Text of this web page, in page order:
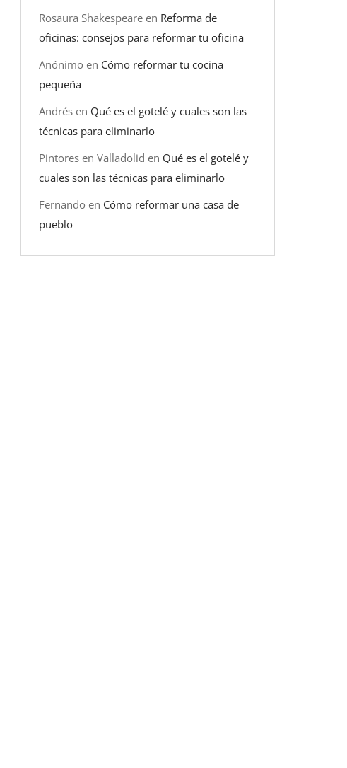
Rosaura Shakespeare en Reforma de
oficinas: consejos para reformar tu oficina
Anónimo en Cómo reformar tu cocina
pequeña
Andrés en Qué es el gotelé y cuales son las
técnicas para eliminarlo
Pintores en Valladolid en Qué es el gotelé y
cuales son las técnicas para eliminarlo
Fernando en Cómo reformar una casa de
pueblo